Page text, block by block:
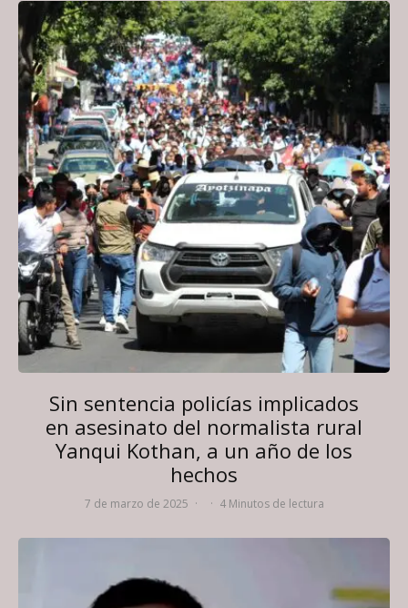
Sin sentencia policías implicados
en asesinato del normalista rural
Yanqui Kothan, a un año de los
hechos
7 de marzo de 2025 · · 4 Minutos de lectura